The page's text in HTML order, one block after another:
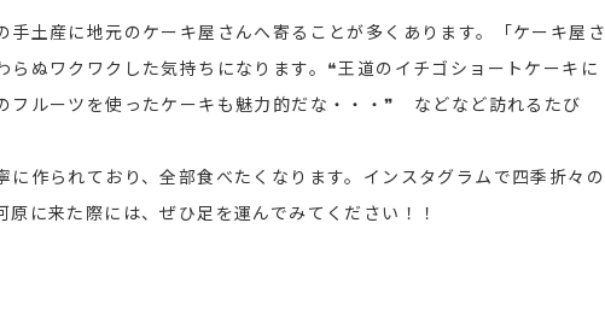
土産に地元のケーキ屋さんへ寄ることが多くあります。「ケーキ屋さ
らぬワクワクした気持ちになります。❝王道のイチゴショートケーキに
フルーツを使ったケーキも魅力的だな・・・❞ などなど訪れるたび
作られており、全部食べたくなります。インスタグラムで四季折々の
に来た際には、ぜひ足を運んでみてください！！